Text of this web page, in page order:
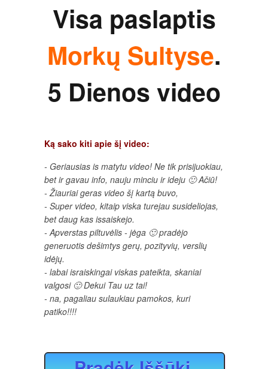
Visa paslaptis
Morkų Sultyse.
5 Dienos video
Ką sako kiti apie šį video:
- Geriausias is matytu video! Ne tik prisijuokiau,
bet ir gavau info, nauju minciu ir ideju 🙂 Ačiū!
- Žiauriai geras video šį kartą buvo,
- Super video, kitaip viska turejau susideliojas,
bet daug kas issaiskejo.
- Apverstas piltuvėlis - jėga 🙂 pradėjo
generuotis dešimtys gerų, pozityvių, verslių
idėjų.
- labai israiskingai viskas pateikta, skaniai
valgosi 🙂 Dekui Tau uz tai!
- na, pagaliau sulaukiau pamokos, kuri
patiko!!!!